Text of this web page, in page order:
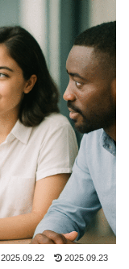
2025.09.22 2025.09.23